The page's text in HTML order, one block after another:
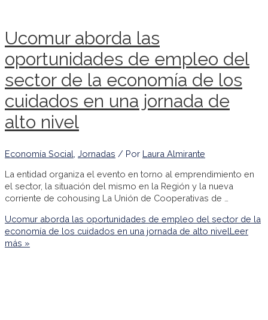
Ucomur aborda las
oportunidades de empleo del
sector de la economía de los
cuidados en una jornada de
alto nivel
Economía Social Jornadas / Por Laura Almirante
La entidad organiza el evento en torno al emprendimiento en
el sector, la situación del mismo en la Región y la nueva
corriente de cohousing La Unión de Cooperativas de …
Ucomur aborda las oportunidades de empleo del sector de la
economía de los cuidados en una jornada de alto nivelLeer
más »